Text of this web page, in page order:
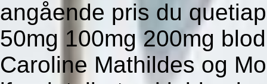
angående pris du
50mg 100mg 200mg
Caroline Mathildes og